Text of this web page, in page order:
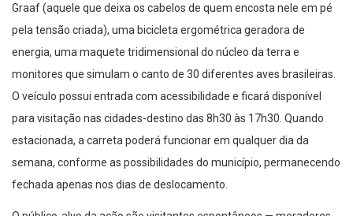
pela tensão criada), uma bicicleta ergométrica geradora de
energia, uma maquete tridimensional do núcleo da terra e
monitores que simulam o canto de 30 diferentes aves brasileiras.
O veículo possui entrada com acessibilidade e ficará disponível
para visitação nas cidades-destino das 8h30 às 17h30. Quando
estacionada, a carreta poderá funcionar em qualquer dia da
semana, conforme as possibilidades do município, permanecendo
fechada apenas nos dias de deslocamento.